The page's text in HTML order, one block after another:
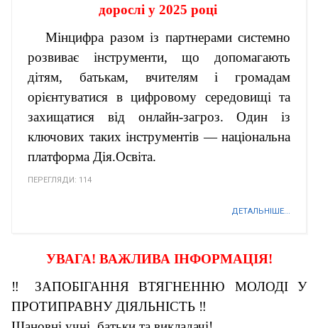
дорослі у 2025 році
Мінцифра разом із партнерами системно
розвиває інструменти, що допомагають
дітям, батькам, вчителям і громадам
орієнтуватися в цифровому середовищі та
захищатися від онлайн-загроз. Один із
ключових таких інструментів — національна
платформа Дія.Освіта.
ПЕРЕГЛЯДИ: 114
ДЕТАЛЬНІШЕ...
УВАГА! ВАЖЛИВА ІНФОРМАЦІЯ!
‼️ ЗАПОБІГАННЯ ВТЯГНЕННЮ МОЛОДІ У
ПРОТИПРАВНУ ДІЯЛЬНІСТЬ ‼️